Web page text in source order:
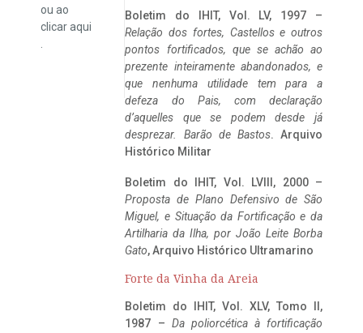
ou ao
clicaraqui
Boletim do IHIT, Vol. LV, 1997 –
Relação dos fortes, Castellos e outros
pontos fortificados, que se achão ao
prezente inteiramente abandonados, e
que nenhuma utilidade tem para a
defeza do Pais, com declaração
d’aquelles que se podem desde já
desprezar. Barão de Bastos. Arquivo
Histórico Militar
Boletim do IHIT, Vol. LVIII, 2000 –
Proposta de Plano Defensivo de São
Miguel, e Situação da Fortificação e da
Artilharia da Ilha, por João Leite Borba
Gato, Arquivo Histórico Ultramarino
Forte da Vinha da Areia
Boletim do IHIT, Vol. XLV, Tomo II,
1987 – Da poliorcética à fortificação